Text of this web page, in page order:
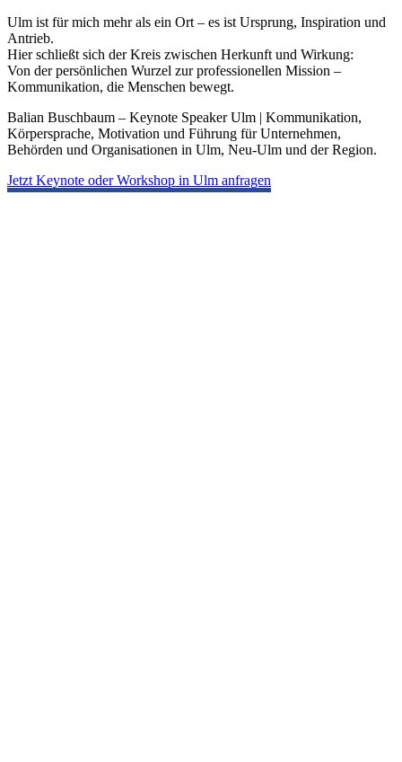
Ulm ist für mich mehr als ein Ort – es ist Ursprung, Inspiration und
Antrieb.
Hier schließt sich der Kreis zwischen Herkunft und Wirkung:
Von der persönlichen Wurzel zur professionellen Mission –
Kommunikation, die Menschen bewegt.
Balian Buschbaum – Keynote Speaker Ulm | Kommunikation,
Körpersprache, Motivation und Führung für Unternehmen,
Behörden und Organisationen in Ulm, Neu-Ulm und der Region.
Jetzt Keynote oder Workshop in Ulm anfragen